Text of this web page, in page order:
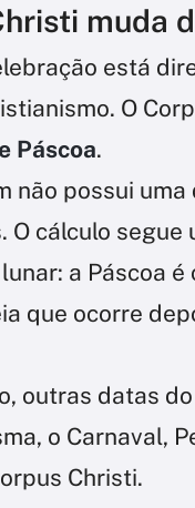
muda
está
O
Páscoa.
não possui
O cálculo
a Páscoa
que ocorre
outras datas
o Carnaval,
Christi.